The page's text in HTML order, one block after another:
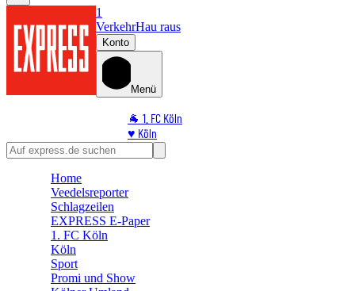
1
VerkehrHau raus
Konto
Menü
🐐 1. FC Köln
♥️ Köln
⭐ Promi
🛒 Shoppingwelt
Home
Veedelsreporter
Schlagzeilen
EXPRESS E-Paper
1. FC Köln
Köln
Sport
Promi und Show